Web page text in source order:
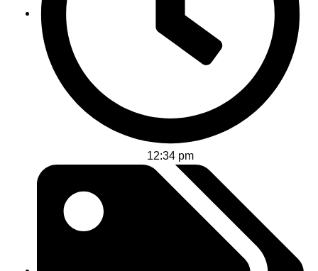
12:34 pm